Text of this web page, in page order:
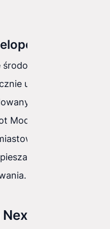
usprawnia proces
serwer
Module Replacement
odświeżanie
cykl